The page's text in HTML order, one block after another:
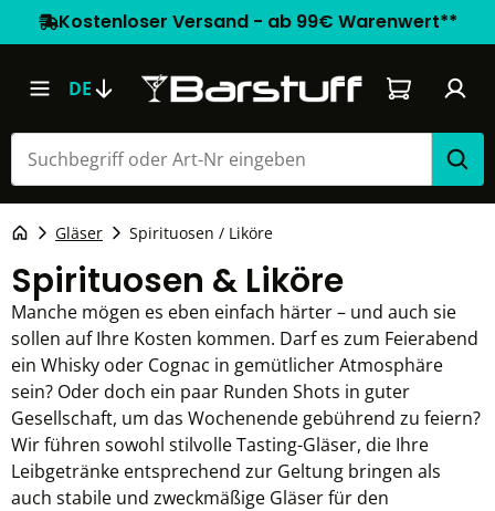
Kostenloser Versand - ab 99€ Warenwert**
DE Warenkorb
Gläser Spirituosen / Liköre
Spirituosen & Liköre
Manche mögen es eben einfach härter – und auch sie
sollen auf Ihre Kosten kommen. Darf es zum Feierabend
ein Whisky oder Cognac in gemütlicher Atmosphäre
sein? Oder doch ein paar Runden Shots in guter
Gesellschaft, um das Wochenende gebührend zu feiern?
Wir führen sowohl stilvolle Tasting-Gläser, die Ihre
Leibgetränke entsprechend zur Geltung bringen als
auch stabile und zweckmäßige Gläser für den